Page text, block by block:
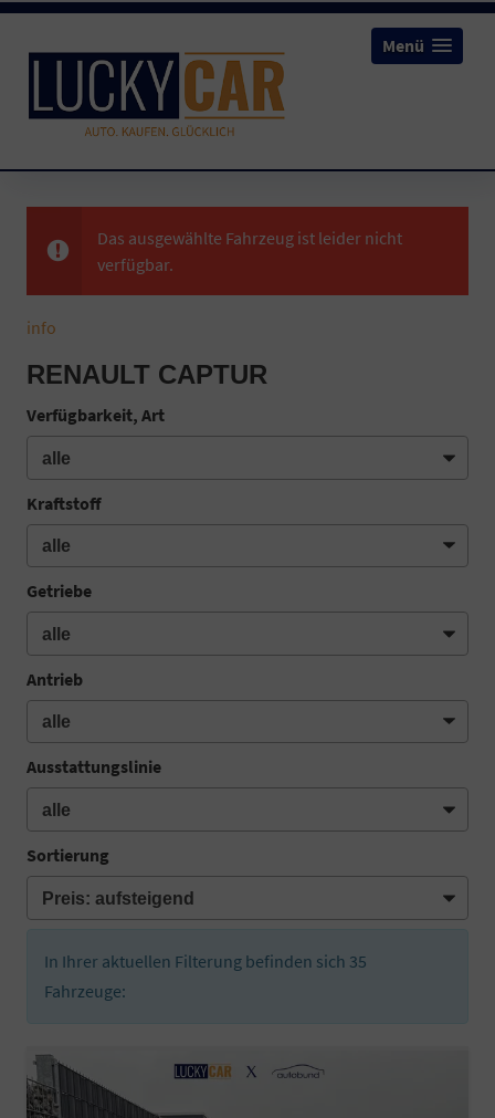
Menü
Das ausgewählte Fahrzeug ist leider nicht
verfügbar.
info
RENAULT CAPTUR
Verfügbarkeit, Art
Kraftstoff
Getriebe
Antrieb
Ausstattungslinie
Sortierung
In Ihrer aktuellen Filterung befinden sich 35
Fahrzeuge: